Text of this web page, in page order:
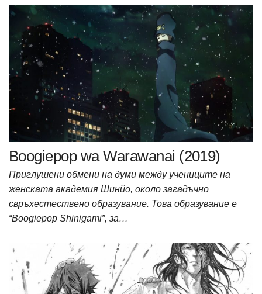
Boogiepop wa Warawanai (2019)
Приглушени обмени на думи между учениците на
женската академия Шинйо, около загадъчно
свръхестествено образувание. Това образувание е
“Boogiepop Shinigami”, за…